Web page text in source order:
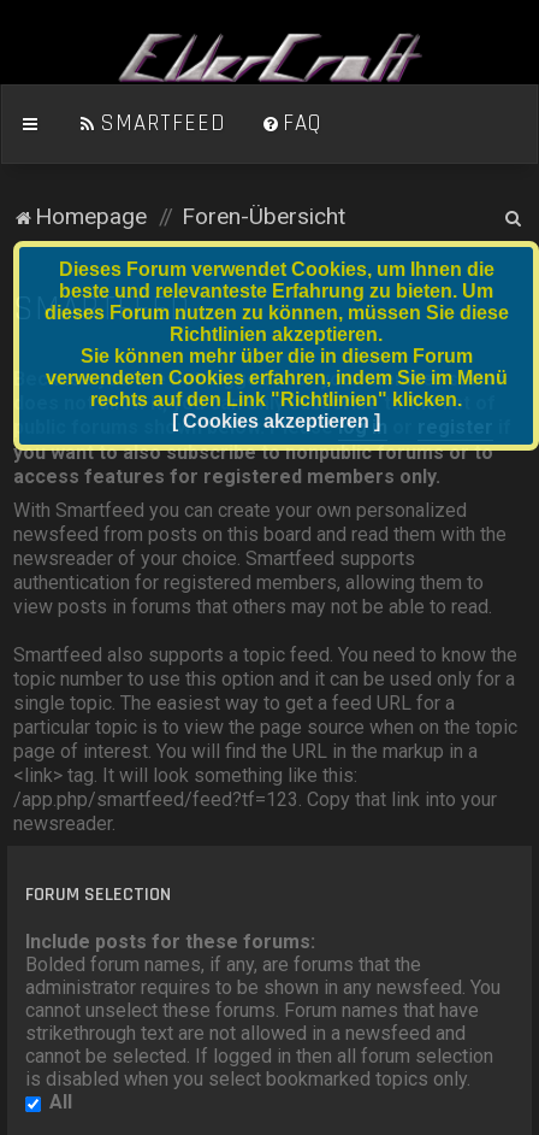
SMARTFEED FAQ
Homepage Foren-Übersicht
u
SMARTFEED
Because you are not logged in or your member status
does not allow it, you can only subscribe to the list of
public forums shown below. Pleaselog in
you want to also subscribe to nonpublic forums or to
access features for registered members only.
With Smartfeed you can create your own personalized
newsfeed from posts on this board and read them with the
newsreader of your choice. Smartfeed supports
authentication for registered members, allowing them to
view posts in forums that others may not be able to read.
Smartfeed also supports a topic feed. You need to know the
topic number to use this option and it can be used only for a
single topic. The easiest way to get a feed URL for a
particular topic is to view the page source when on the topic
page of interest. You will find the URL in the markup in a
<link> tag. It will look something like this:
/app.php/smartfeed/feed?tf=123. Copy that link into your
newsreader.
FORUM SELECTION
Include posts for these forums:
Bolded forum names, if any, are forums that the
administrator requires to be shown in any newsfeed. You
cannot unselect these forums. Forum names that have
strikethrough text are not allowed in a newsfeed and
cannot be selected. If logged in then all forum selection
is disabled when you select bookmarked topics only.
All
Dieses Forum verwendet Cookies, um Ihnen die
beste und relevanteste Erfahrung zu bieten. Um
dieses Forum nutzen zu können, müssen Sie diese
Richtlinien akzeptieren.
Sie können mehr über die in diesem Forum
verwendeten Cookies erfahren, indem Sie im Menü
rechts auf den Link "Richtlinien" klicken.
[ Cookies akzeptieren ]